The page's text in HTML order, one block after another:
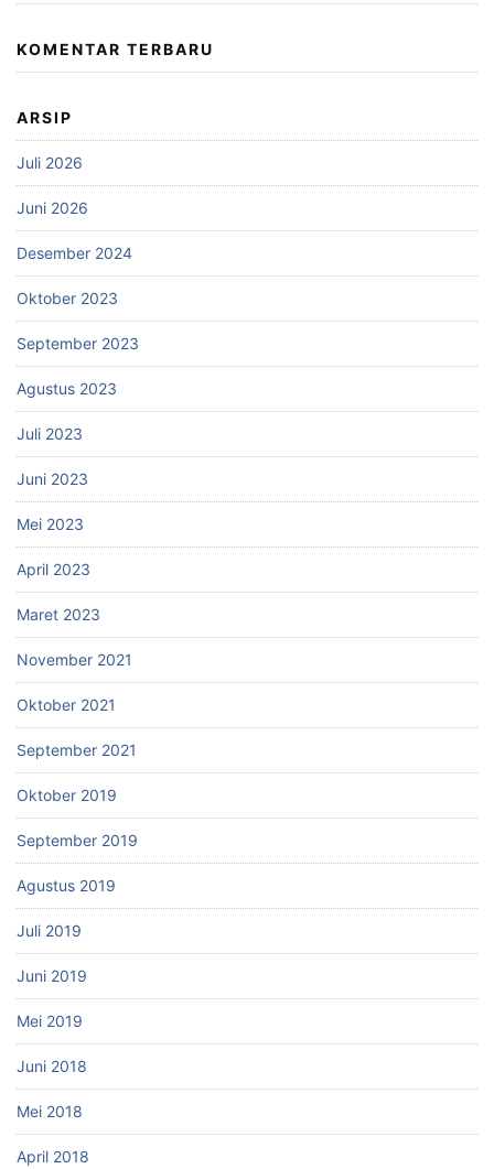
KOMENTAR TERBARU
ARSIP
Juli 2026
Juni 2026
Desember 2024
Oktober 2023
September 2023
Agustus 2023
Juli 2023
Juni 2023
Mei 2023
April 2023
Maret 2023
November 2021
Oktober 2021
September 2021
Oktober 2019
September 2019
Agustus 2019
Juli 2019
Juni 2019
Mei 2019
Juni 2018
Mei 2018
April 2018